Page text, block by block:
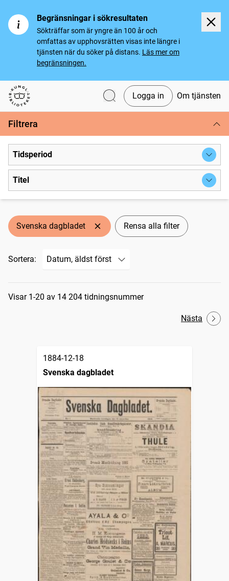
Begränsningar i sökresultaten
Sökträffar som är yngre än 100 år och
omfattas av upphovsrätten visas inte längre i
tjänsten när du söker på distans. Läs mer om
begränsningen.
Svenska tidningar
Logga in Om tjänsten
Filtrera
Tidsperiod
Titel
Svenska dagbladet Rensa alla filter
Sortera:
Sökresultat
Visar 1-20 av 14 204 tidningsnummer
Nästa
1884-12-18
Svenska dagbladet